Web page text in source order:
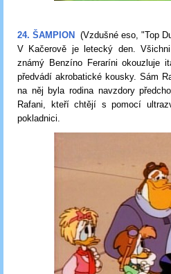
24. ŠAMPION
(Vzdušné eso, "Top
V Kačerově je letecký den.
známý Benzíno Feraríni okouzluje
předvádí akrobatické kousky. Sám
na něj byla rodina navzdory
Rafani, kteří chtějí s pomocí
pokladnici.